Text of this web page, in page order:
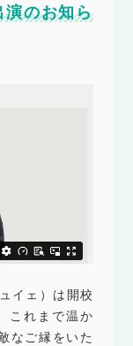
演のお知ら
イェ）は開校
これまで温か
なご縁をいた